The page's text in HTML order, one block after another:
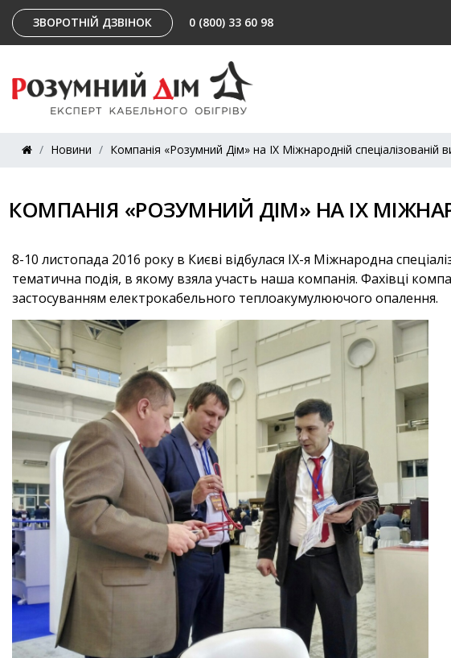
ЗВОРОТНІЙ ДЗВІНОК 0 (800) 33 60 98
Новини Компанія «Розумний Дім» на IX Міжнародній спеціалізованій
КОМПАНІЯ «РОЗУМНИЙ ДІМ» НА IX
8-10 листопада 2016 року в Києві відбулася IX-я Міжнародна
тематична подія, в якому взяла участь наша компанія. Фахівці
застосуванням електрокабельного теплоакумулюючого опалення.